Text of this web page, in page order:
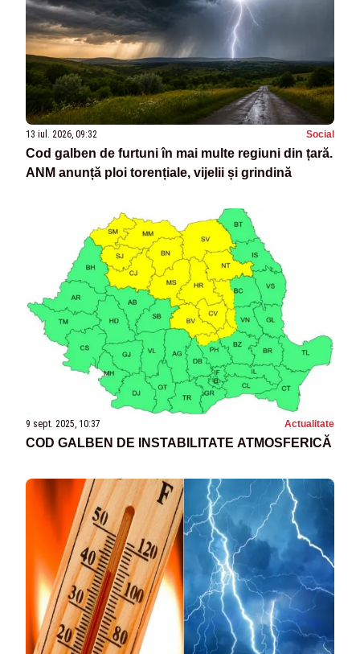
13 iul. 2026, 09:32 Social
Cod galben de furtuni în mai multe regiuni din țară.
ANM anunță ploi torențiale, vijelii și grindină
9 sept. 2025, 10:37 Actualitate
COD GALBEN DE INSTABILITATE ATMOSFERICĂ